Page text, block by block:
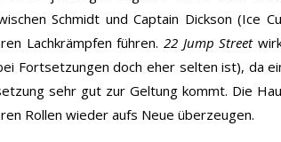
Schmidt und Captain Dickson (Ice
Lachkrämpfen führen.22 Jump Street
Fortsetzungen doch eher selten ist), da
sehr gut zur Geltung kommt. Die
Rollen wieder aufs Neue überzeugen.